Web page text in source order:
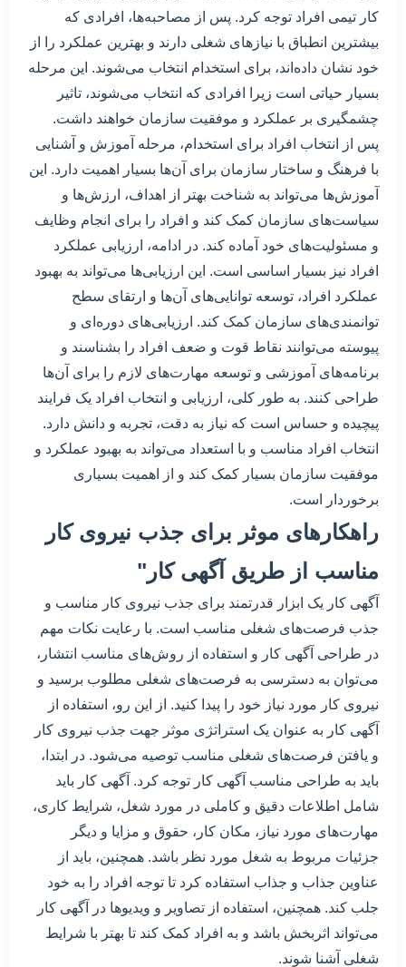
کار تیمی افراد توجه کرد. پس از مصاحبه‌ها، افرادی که
بیشترین انطباق با نیازهای شغلی دارند و بهترین عملکرد را از
خود نشان داده‌اند، برای استخدام انتخاب می‌شوند. این مرحله
بسیار حیاتی است زیرا افرادی که انتخاب می‌شوند، تاثیر
چشمگیری بر عملکرد و موفقیت سازمان خواهند داشت.
پس از انتخاب افراد برای استخدام، مرحله آموزش و آشنایی
با فرهنگ و ساختار سازمان برای آن‌ها بسیار اهمیت دارد. این
آموزش‌ها می‌تواند به شناخت بهتر از اهداف، ارزش‌ها و
سیاست‌های سازمان کمک کند و افراد را برای انجام وظایف
و مسئولیت‌های خود آماده کند. در ادامه، ارزیابی عملکرد
افراد نیز بسیار اساسی است. این ارزیابی‌ها می‌تواند به بهبود
عملکرد افراد، توسعه توانایی‌های آن‌ها و ارتقای سطح
توانمندی‌های سازمان کمک کند. ارزیابی‌های دوره‌ای و
پیوسته می‌توانند نقاط قوت و ضعف افراد را بشناسند و
برنامه‌های آموزشی و توسعه مهارت‌های لازم را برای آن‌ها
طراحی کنند. به طور کلی، ارزیابی و انتخاب افراد یک فرایند
پیچیده و حساس است که نیاز به دقت، تجربه و دانش دارد.
انتخاب افراد مناسب و با استعداد می‌تواند به بهبود عملکرد و
موفقیت سازمان بسیار کمک کند و از اهمیت بسیاری
برخوردار است.
راهکارهای موثر برای جذب نیروی کار
مناسب از طریق آگهی کار"
آگهی کار یک ابزار قدرتمند برای جذب نیروی کار مناسب و
جذب فرصت‌های شغلی مناسب است. با رعایت نکات مهم
در طراحی آگهی کار و استفاده از روش‌های مناسب انتشار،
می‌توان به دسترسی به فرصت‌های شغلی مطلوب برسید و
نیروی کار مورد نیاز خود را پیدا کنید. از این رو، استفاده از
آگهی کار به عنوان یک استراتژی موثر جهت جذب نیروی کار
و یافتن فرصت‌های شغلی مناسب توصیه می‌شود. در ابتدا،
باید به طراحی مناسب آگهی کار توجه کرد. آگهی کار باید
شامل اطلاعات دقیق و کاملی در مورد شغل، شرایط کاری،
مهارت‌های مورد نیاز، مکان کار، حقوق و مزایا و دیگر
جزئیات مربوط به شغل مورد نظر باشد. همچنین، باید از
عناوین جذاب و جذاب استفاده کرد تا توجه افراد را به خود
جلب کند. همچنین، استفاده از تصاویر و ویدیوها در آگهی کار
می‌تواند اثربخش باشد و به افراد کمک کند تا بهتر با شرایط
شغلی آشنا شوند.